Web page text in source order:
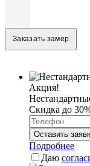
Заказать замер
Акция!
Скидка до
Оставить
Подробнее
Даю